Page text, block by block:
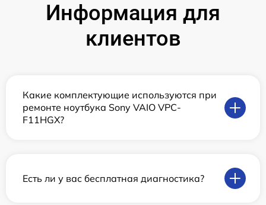
Информация для
клиентов
Какие комплектующие используются при
ремонте ноутбука Sony VAIO VPC-
F11HGX?
Есть ли у вас бесплатная диагностика?